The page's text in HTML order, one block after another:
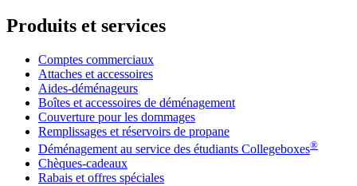
Produits et services
Comptes commerciaux
Attaches et accessoires
Aides-déménageurs
Boîtes et accessoires de déménagement
Couverture pour les dommages
Remplissages et réservoirs de propane
Déménagement au service des étudiants Collegeboxes®
Chèques-cadeaux
Rabais et offres spéciales